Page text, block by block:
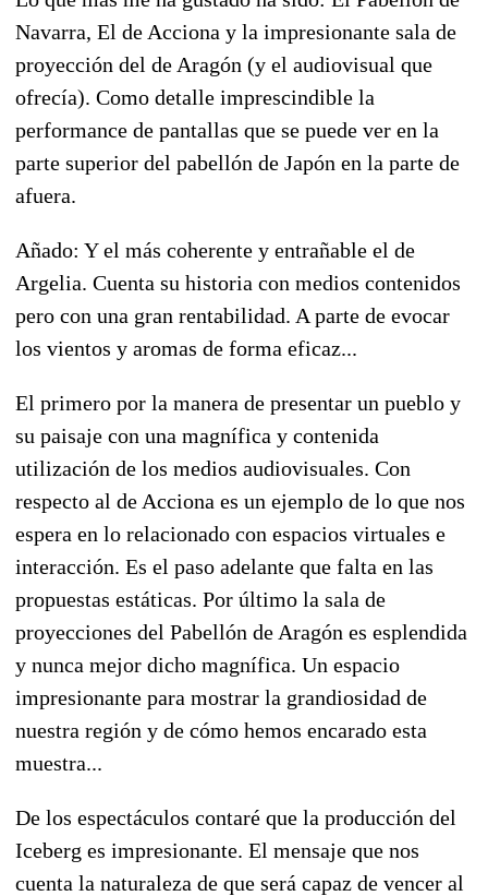
Navarra, El de Acciona y la impresionante sala de
proyección del de Aragón (y el audiovisual que
ofrecía). Como detalle imprescindible la
performance de pantallas que se puede ver en la
parte superior del pabellón de Japón en la parte de
afuera.
Añado: Y el más coherente y entrañable el de
Argelia. Cuenta su historia con medios contenidos
pero con una gran rentabilidad. A parte de evocar
los vientos y aromas de forma eficaz...
El primero por la manera de presentar un pueblo y
su paisaje con una magnífica y contenida
utilización de los medios audiovisuales. Con
respecto al de Acciona es un ejemplo de lo que nos
espera en lo relacionado con espacios virtuales e
interacción. Es el paso adelante que falta en las
propuestas estáticas. Por último la sala de
proyecciones del Pabellón de Aragón es esplendida
y nunca mejor dicho magnífica. Un espacio
impresionante para mostrar la grandiosidad de
nuestra región y de cómo hemos encarado esta
muestra...
De los espectáculos contaré que la producción del
Iceberg es impresionante. El mensaje que nos
cuenta la naturaleza de que será capaz de vencer al